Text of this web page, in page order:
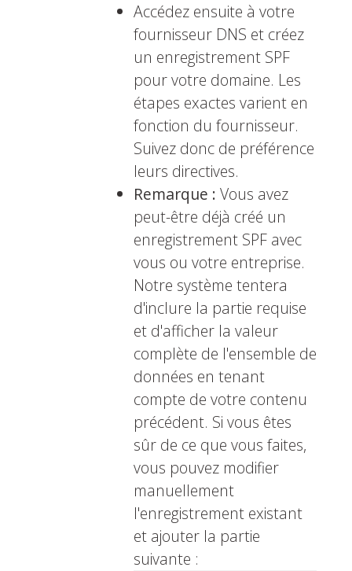
Accédez ensuite à votre
fournisseur DNS et créez
un enregistrement SPF
pour votre domaine. Les
étapes exactes varient en
fonction du fournisseur.
Suivez donc de préférence
leurs directives.
Remarque : Vous avez
peut-être déjà créé un
enregistrement SPF avec
vous ou votre entreprise.
Notre système tentera
d'inclure la partie requise
et d'afficher la valeur
complète de l'ensemble de
données en tenant
compte de votre contenu
précédent. Si vous êtes
sûr de ce que vous faites,
vous pouvez modifier
manuellement
l'enregistrement existant
et ajouter la partie
suivante :